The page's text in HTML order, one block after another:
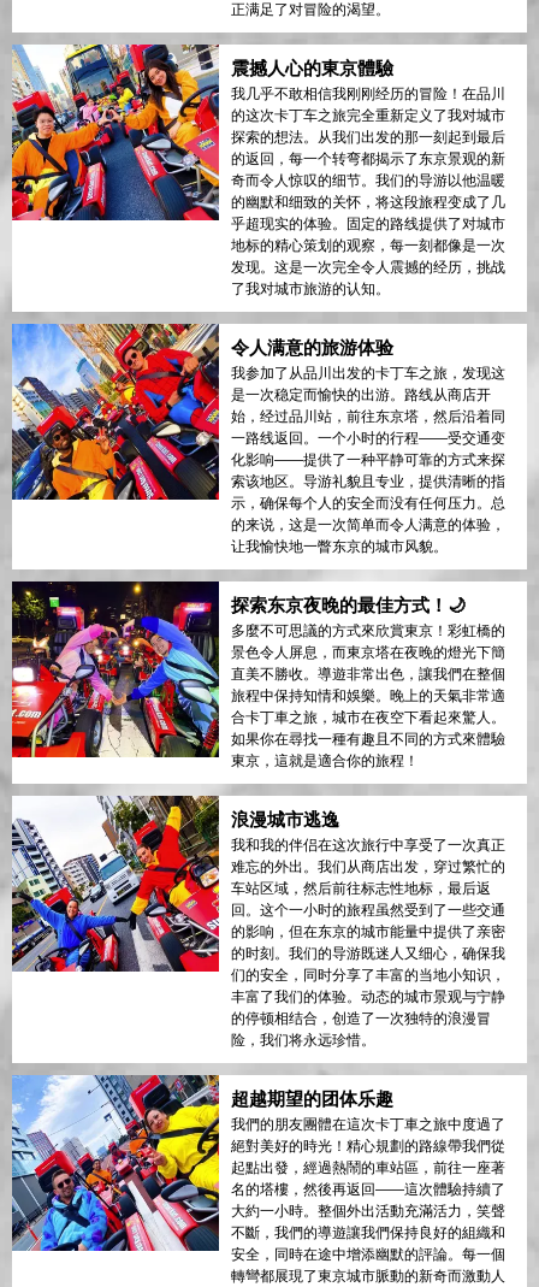
正满足了对冒险的渴望。
震撼人心的東京體驗
我几乎不敢相信我刚刚经历的冒险！在品川
的这次卡丁车之旅完全重新定义了我对城市
探索的想法。从我们出发的那一刻起到最后
的返回，每一个转弯都揭示了东京景观的新
奇而令人惊叹的细节。我们的导游以他温暖
的幽默和细致的关怀，将这段旅程变成了几
乎超现实的体验。固定的路线提供了对城市
地标的精心策划的观察，每一刻都像是一次
发现。这是一次完全令人震撼的经历，挑战
了我对城市旅游的认知。
令人满意的旅游体验
我参加了从品川出发的卡丁车之旅，发现这
是一次稳定而愉快的出游。路线从商店开
始，经过品川站，前往东京塔，然后沿着同
一路线返回。一个小时的行程——受交通变
化影响——提供了一种平静可靠的方式来探
索该地区。导游礼貌且专业，提供清晰的指
示，确保每个人的安全而没有任何压力。总
的来说，这是一次简单而令人满意的体验，
让我愉快地一瞥东京的城市风貌。
探索东京夜晚的最佳方式！🌙
多麼不可思議的方式來欣賞東京！彩虹橋的
景色令人屏息，而東京塔在夜晚的燈光下簡
直美不勝收。導遊非常出色，讓我們在整個
旅程中保持知情和娛樂。晚上的天氣非常適
合卡丁車之旅，城市在夜空下看起來驚人。
如果你在尋找一種有趣且不同的方式來體驗
東京，這就是適合你的旅程！
浪漫城市逃逸
我和我的伴侣在这次旅行中享受了一次真正
难忘的外出。我们从商店出发，穿过繁忙的
车站区域，然后前往标志性地标，最后返
回。这个一小时的旅程虽然受到了一些交通
的影响，但在东京的城市能量中提供了亲密
的时刻。我们的导游既迷人又细心，确保我
们的安全，同时分享了丰富的当地小知识，
丰富了我们的体验。动态的城市景观与宁静
的停顿相结合，创造了一次独特的浪漫冒
险，我们将永远珍惜。
超越期望的团体乐趣
我們的朋友團體在這次卡丁車之旅中度過了
絕對美好的時光！精心規劃的路線帶我們從
起點出發，經過熱鬧的車站區，前往一座著
名的塔樓，然後再返回——這次體驗持續了
大約一小時。整個外出活動充滿活力，笑聲
不斷，我們的導遊讓我們保持良好的組織和
安全，同時在途中增添幽默的評論。每一個
轉彎都展現了東京城市脈動的新奇而激動人